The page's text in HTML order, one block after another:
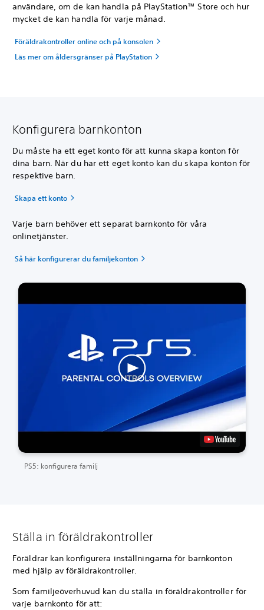
användare, om de kan handla på PlayStation™ Store och hur
mycket de kan handla för varje månad.
Föräldrakontroller online och på konsolen
Läs mer om åldersgränser på PlayStation
Konfigurera barnkonton
Du måste ha ett eget konto för att kunna skapa konton för
dina barn. När du har ett eget konto kan du skapa konton för
respektive barn.
Skapa ett konto
Varje barn behöver ett separat barnkonto för våra
onlinetjänster.
Så här konfigurerar du familjekonton
PS5: konfigurera familj
Ställa in föräldrakontroller
Föräldrar kan konfigurera inställningarna för barnkonton
med hjälp av föräldrakontroller.
Som familjeöverhuvud kan du ställa in föräldrakontroller för
varje barnkonto för att: